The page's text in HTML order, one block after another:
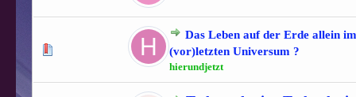
Das Leben auf der Erde allein im
(vor)letzten Universum ?
hierundjetzt
0 Bewertung(en) - 0 von 5 durchschnittlich
1 345